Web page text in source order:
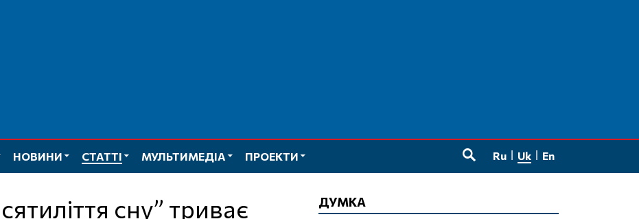
НОВИНИ СТАТТІ МУЛЬТИМЕДІА
ПРОЕКТИ
Ru Uk En
сну” триває ДУМКА